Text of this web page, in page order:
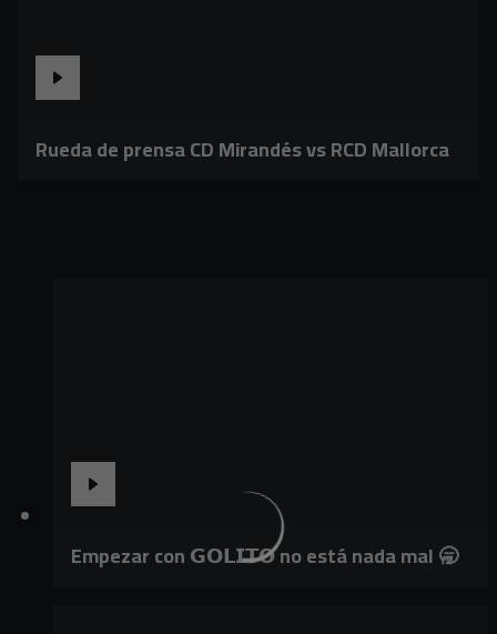
Rueda de prensa CD Mirandés vs RCD Mallorca
Empezar con 𝗚𝗢𝗟𝗜𝗧𝗢 no está nada mal 🥱